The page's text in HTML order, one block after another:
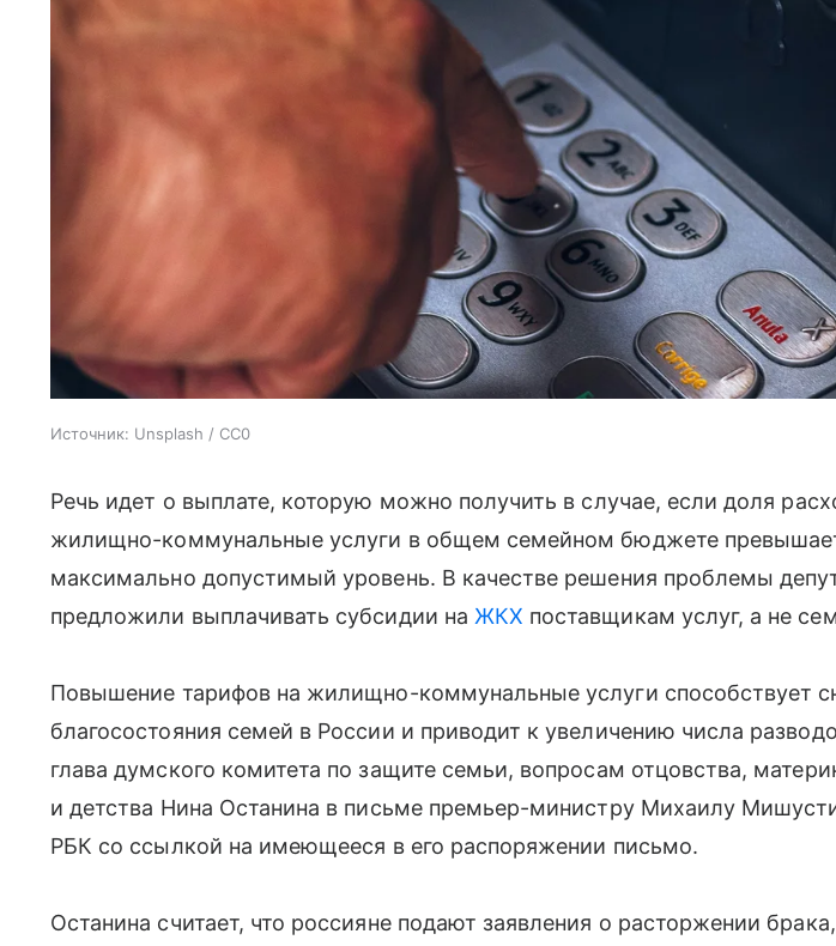
Источник: Unsplash / CC0
Речь идет о выплате, которую можно получить в случае, если доля
жилищно-коммунальные услуги в общем семейном бюджете
максимально допустимый уровень. В качестве решения проблемы
предложили выплачивать субсидии на ЖКХ поставщикам услуг, а не
Повышение тарифов на жилищно-коммунальные услуги способствует
благосостояния семей в России и приводит к увеличению числа
глава думского комитета по защите семьи, вопросам отцовства,
и детства Нина Останина в письме премьер-министру Михаилу
РБК со ссылкой на имеющееся в его распоряжении письмо.
Останина считает, что россияне подают заявления о расторжении